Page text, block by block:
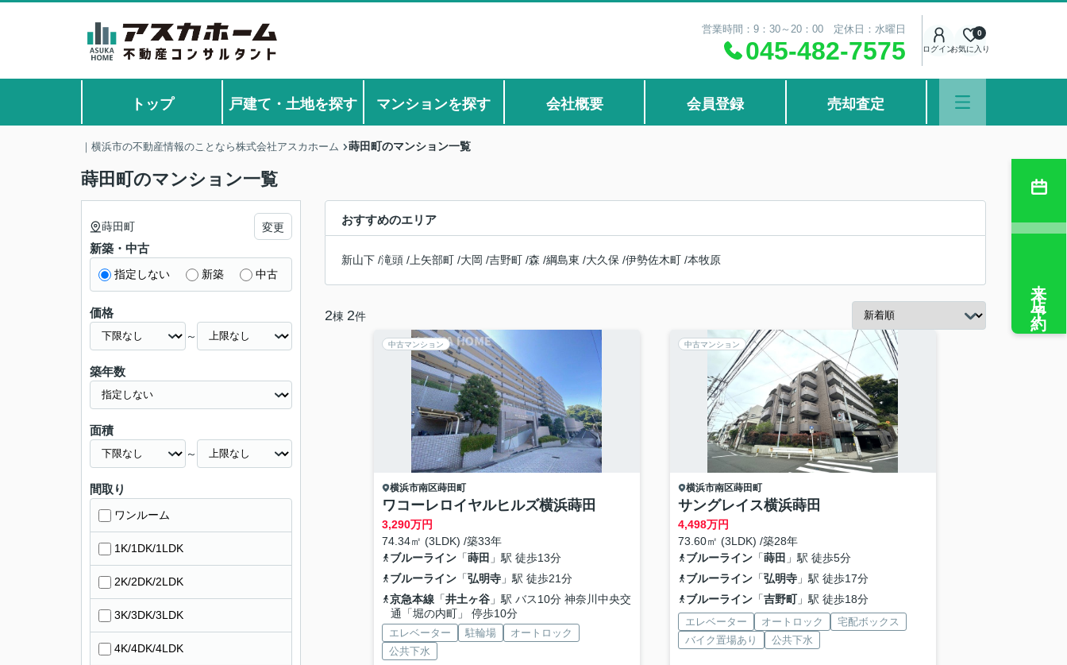
営業時間：9：30～20：00 定休日：水曜日
045-482-7575 ログインお気に入り
0
トップ 戸建て・土地を探す マンションを探す 会社概要 会員登録 売却査定
｜横浜市の不動産情報のことなら株式会社アスカホーム 蒔田町のマンション一覧
蒔田町のマンション一覧
おすすめのエリア
新山下 /滝頭 / 上矢部町 /大岡 /吉野町 /森 /綱島東 /大久保 /伊勢佐木町 /本牧原
2棟 2件
中古マンション
横浜市南区蒔田町
ワコーレロイヤルヒルズ横浜蒔田
3,290万円
74.34㎡ (3LDK) /築33年
ブルーライン「蒔田 」駅 徒歩13分
ブルーライン「弘明寺」駅 徒歩21分
京急本線「井土ヶ谷」駅 バス10分 神奈川中央交
通「堀の内町」 停歩10分
エレベーター 駐輪場
オートロック
公共下水
中古マンション
横浜市南区蒔田町
サングレイス横浜蒔田
4,498万円
73.60㎡ (3LDK) /築28年
ブルーライン「蒔田 」駅 徒歩5分
ブルーライン「弘明寺」駅 徒歩17分
ブルーライン「吉野町」駅 徒歩18分
エレベーター オートロック
宅配ボックス
バイク置場あり
公共下水
蒔田町 変更
新築・中古
指定しない 新築 中古
価格
～
築年数
面積
～
間取り
ワンルーム
1K/1DK/1LDK
2K/2DK/2LDK
3K/3DK/3LDK
4K/4DK/4LDK
来店予約